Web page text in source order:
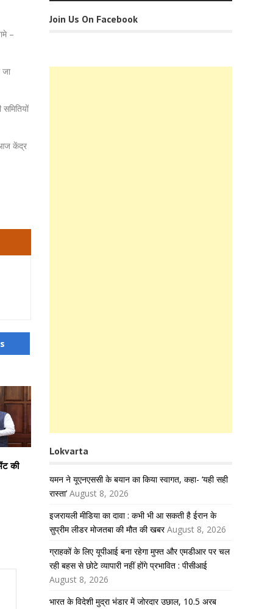
–
जा
आज केंद्र
की
Join Us On Facebook
Lokvarta
यमन ने यूएनएससी के बयान का किया स्वागत, कहा- ‘यही सही
रास्ता’ August 8, 2026
इजरायली मीडिया का दावा : कभी भी आ सकती है ईरान के
सुप्रीम लीडर मोजतबा की मौत की खबर August 8, 2026
ग्राहकों के लिए यूपीआई बना रहेगा मुफ्त और एमडीआर पर चल
रही बहस से छोटे व्यापारी नहीं होंगे प्रभावित : पीसीआई
August 8, 2026
भारत के विदेशी मुद्रा भंडार में जोरदार उछाल, 10.5 अरब